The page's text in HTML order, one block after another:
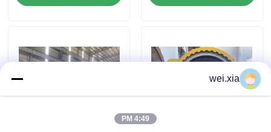
أخبار
القضايا
اﻷوتوكﻻف الجميح للسيارات
wei.xia
4:49 PM